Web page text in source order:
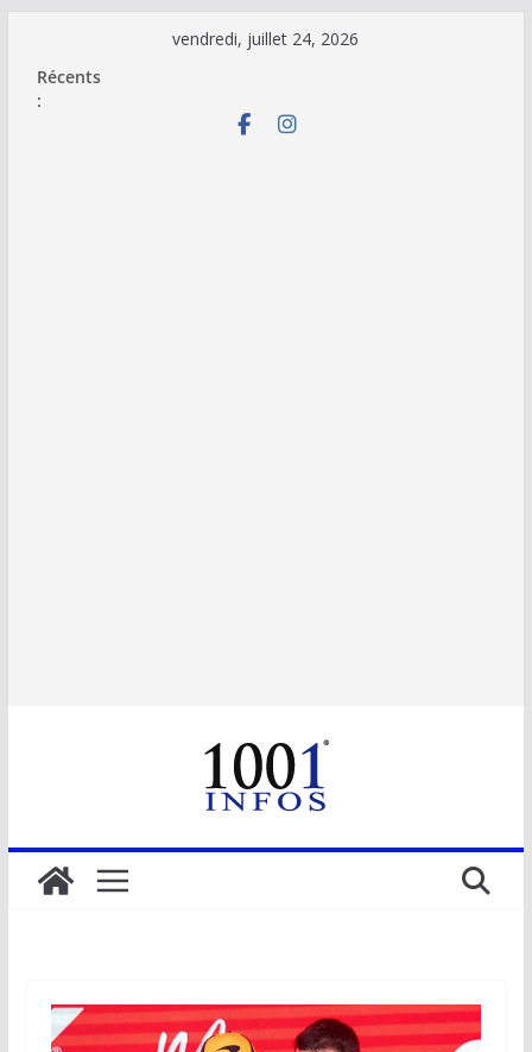
contenu
vendredi, juillet 24, 2026
Récents
: